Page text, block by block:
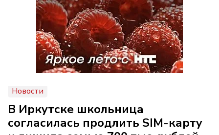
Новости
В Иркутске школьница
согласилась продлить SIM-карту